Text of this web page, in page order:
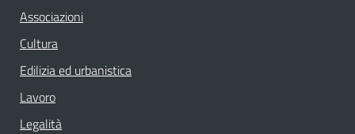
Associazioni
Cultura
Edilizia ed urbanistica
Lavoro
Legalità